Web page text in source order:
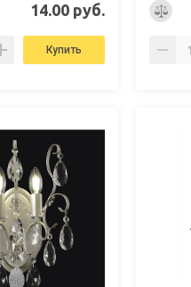
14.00 руб.
Купить